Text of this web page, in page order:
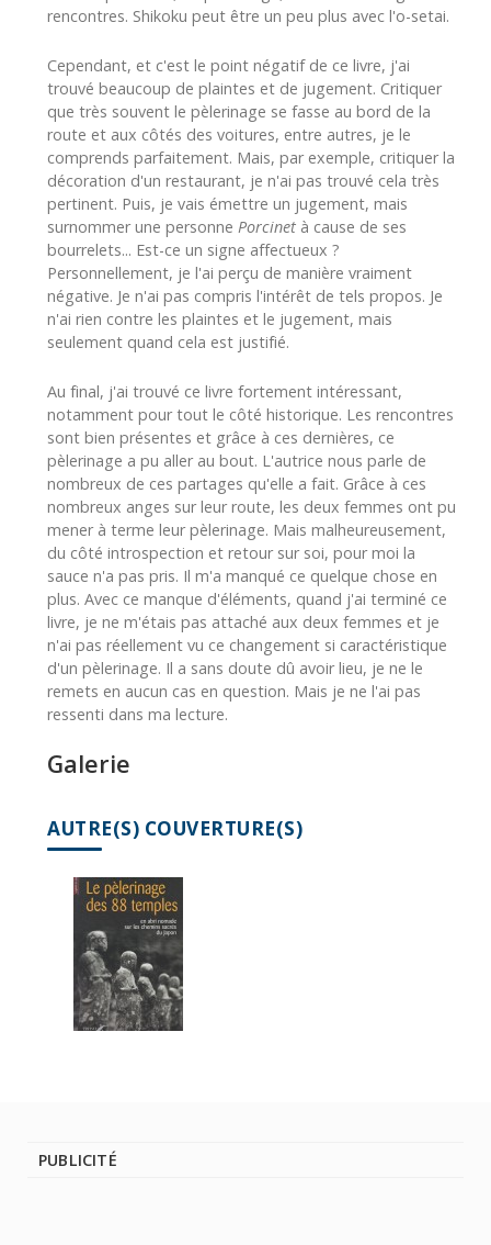
rencontres. Shikoku peut être un peu plus avec l'o-setai.
Cependant, et c'est le point négatif de ce livre, j'ai
trouvé beaucoup de plaintes et de jugement. Critiquer
que très souvent le pèlerinage se fasse au bord de la
route et aux côtés des voitures, entre autres, je le
comprends parfaitement. Mais, par exemple, critiquer la
décoration d'un restaurant, je n'ai pas trouvé cela très
pertinent. Puis, je vais émettre un jugement, mais
surnommer une personne Porcinet à cause de ses
bourrelets... Est-ce un signe affectueux ?
Personnellement, je l'ai perçu de manière vraiment
négative. Je n'ai pas compris l'intérêt de tels propos. Je
n'ai rien contre les plaintes et le jugement, mais
seulement quand cela est justifié.
Au final, j'ai trouvé ce livre fortement intéressant,
notamment pour tout le côté historique. Les rencontres
sont bien présentes et grâce à ces dernières, ce
pèlerinage a pu aller au bout. L'autrice nous parle de
nombreux de ces partages qu'elle a fait. Grâce à ces
nombreux anges sur leur route, les deux femmes ont pu
mener à terme leur pèlerinage. Mais malheureusement,
du côté introspection et retour sur soi, pour moi la
sauce n'a pas pris. Il m'a manqué ce quelque chose en
plus. Avec ce manque d'éléments, quand j'ai terminé ce
livre, je ne m'étais pas attaché aux deux femmes et je
n'ai pas réellement vu ce changement si caractéristique
d'un pèlerinage. Il a sans doute dû avoir lieu, je ne le
remets en aucun cas en question. Mais je ne l'ai pas
ressenti dans ma lecture.
Galerie
AUTRE(S) COUVERTURE(S)
PUBLICITÉ